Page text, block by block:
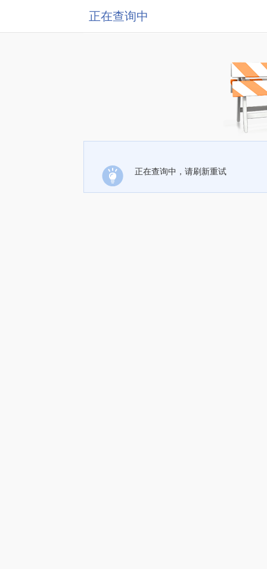
正在查询中
正在查询中，请刷新重试